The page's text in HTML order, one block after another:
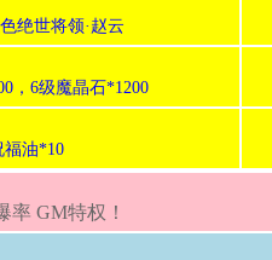
绝世将领·赵云
，6级魔晶石*1200
福油*10
GM特权！